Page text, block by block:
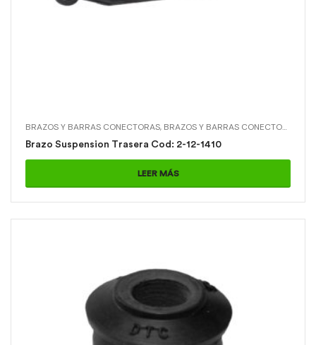
BRAZOS Y BARRAS CONECTORAS, BRAZOS Y BARRAS CONECTORAS > BRAZO SUSPENSION TRASERA
Brazo Suspension Trasera Cod: 2-12-1410
LEER MÁS